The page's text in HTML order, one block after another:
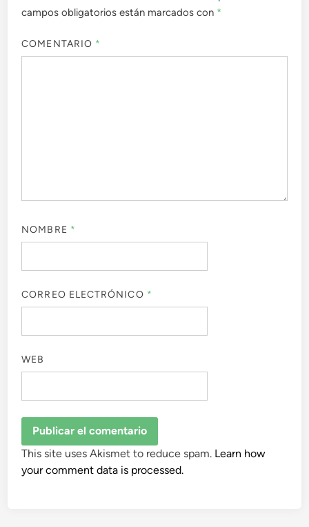
campos obligatorios están marcados con *
COMENTARIO *
NOMBRE *
CORREO ELECTRÓNICO *
WEB
This site uses Akismet to reduce spam. Learn how
your comment data is processed.